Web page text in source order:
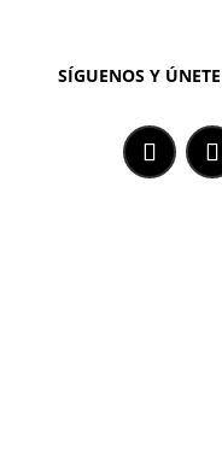
SÍGUENOS Y